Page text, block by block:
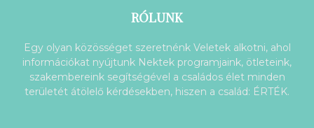
RÓLUNK
Egy olyan közösséget szeretnénk Veletek alkotni, ahol
információkat nyújtunk Nektek programjaink, ötleteink,
szakembereink segítségével a családos élet minden
területét átölelő kérdésekben, hiszen a család: ÉRTÉK.